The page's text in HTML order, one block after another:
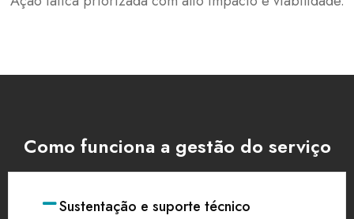
Como funciona a gestão do serviço
Sustentação e suporte técnico